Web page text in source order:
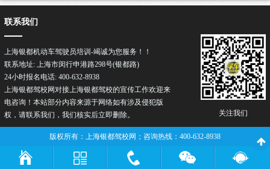
关注我们
联系我们
上海银都机动车驾驶员培训-竭诚为您服务！！
联系地址: 上海市闵行申港路298号(银都路)
24小时报名电话: 400-632-8938
上海银都驾校网对接上海银都驾校的宣传工作欢迎来
电咨询！本站部分内容来源于网络如有涉及侵犯版
权，请联系我们，我们核实后立即删除。
版权所有：上海银都驾校网；咨询热线：400-632-8938